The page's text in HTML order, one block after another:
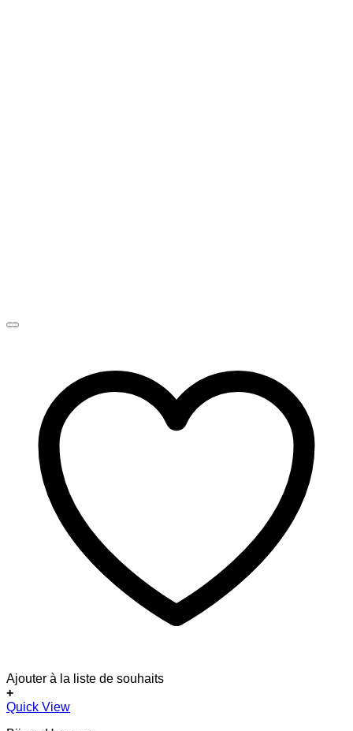
Ajouter à la liste de souhaits
+
Quick View